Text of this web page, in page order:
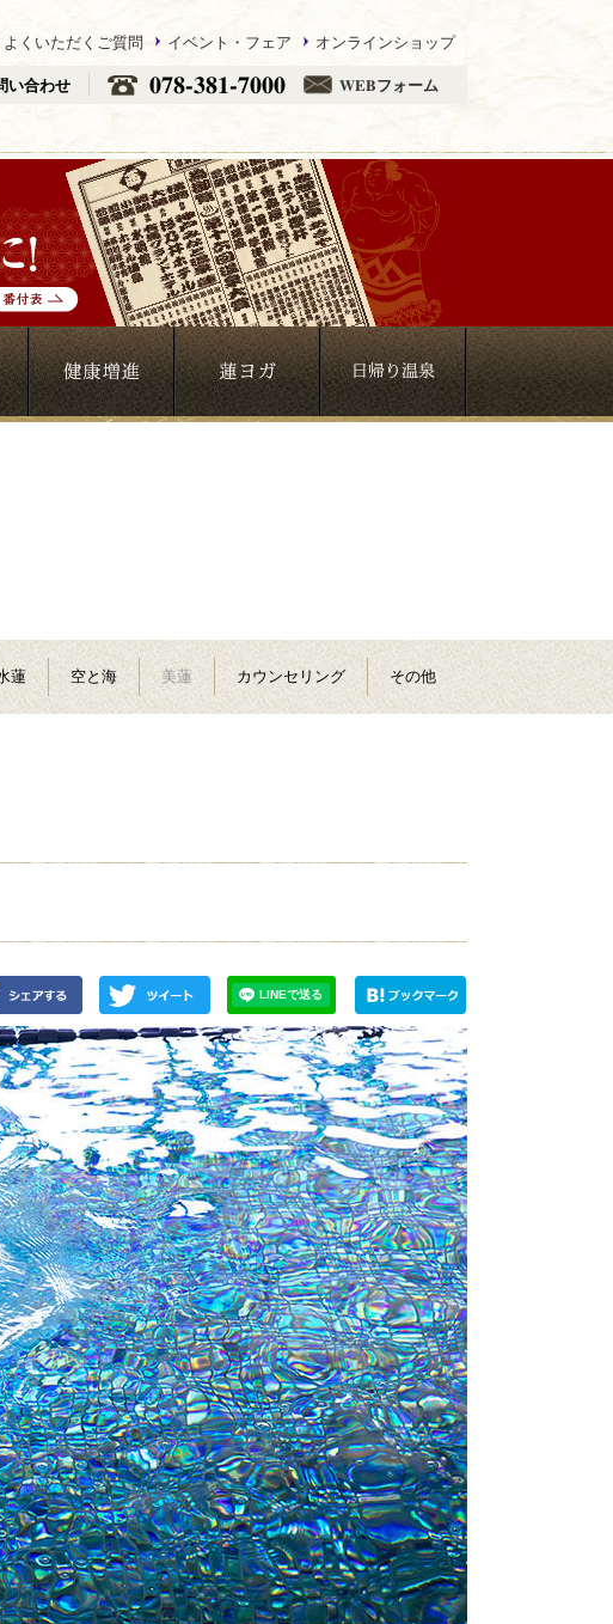
よくいただくご質問 イベント・フェア オンラインショップ
い合わせ 078-381-7000 WEBフォーム
蓮 空と海 美蓮 カウンセリング その他